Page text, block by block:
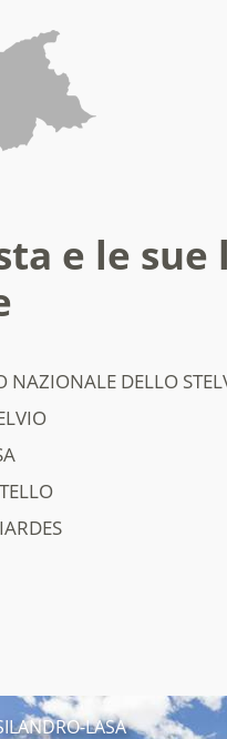
e le
NAZIONALE DELLO
LASA